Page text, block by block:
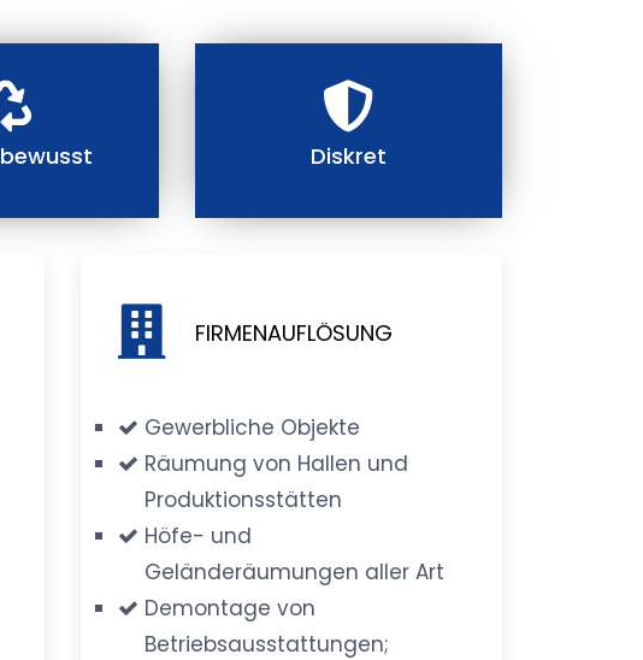
Diskret
FIRMENAUFLÖSUNG
Gewerbliche Objekte
Räumung von Hallen und
Produktionsstätten
Höfe- und
Geländeräumungen aller Art
Demontage von
Betriebsausstattungen;